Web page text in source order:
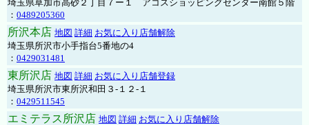
埼玉県草加市高砂２丁目７ー１ アコスショッピングセンター南館５階
： 0489205360
所沢本店 地図 詳細 お気に入り店舗解除
埼玉県所沢市小手指台5番地の4
： 0429031481
東所沢店 地図 詳細 お気に入り店舗登録
埼玉県所沢市東所沢和田３-１２-１
： 0429511545
エミテラス所沢店 地図 詳細 お気に入り店舗解除